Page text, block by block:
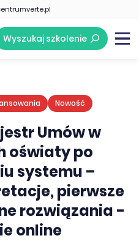
Wyszukaj szkolenie
Formularz zgłoszeniowy
Nowość
Umów w
oświaty po
systemu –
pierwsze
rozwiązania -
online